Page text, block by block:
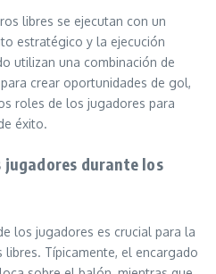
libres se ejecutan con un
estratégico y la ejecución
utilizan una combinación de
crear oportunidades de gol,
roles de los jugadores para
éxito.
durante los
los jugadores es crucial para la
Típicamente, el encargado